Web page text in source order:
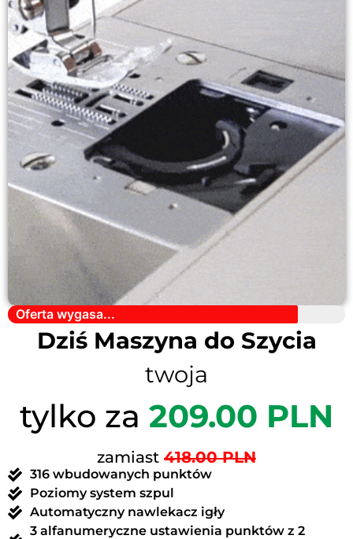
Oferta wygasa...
Dziś Maszyna do Szycia
twoja
tylko za 209.00 PLN
zamiast 418.00 PLN
316 wbudowanych punktów
Poziomy system szpul
Automatyczny nawlekacz igły
3 alfanumeryczne ustawienia punktów z 2